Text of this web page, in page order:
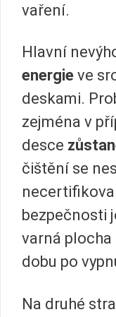
vaření.
Hlavní
energie ve
deskami.
zejména v
desce
čištění se
bezpečnosti
varná
dobu po
Na druhé